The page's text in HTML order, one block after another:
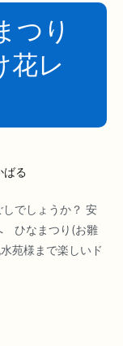
つり
花レ
ばる
でしょうか？ 安
ひなまつり(お雛
苑様まで楽しいド